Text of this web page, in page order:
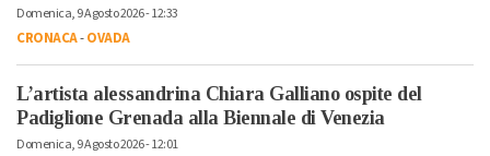
Domenica, 9 Agosto 2026 - 12:33
CRONACA-OVADA
L’artista alessandrina Chiara Galliano ospite del
Padiglione Grenada alla Biennale di Venezia
Domenica, 9 Agosto 2026 - 12:01